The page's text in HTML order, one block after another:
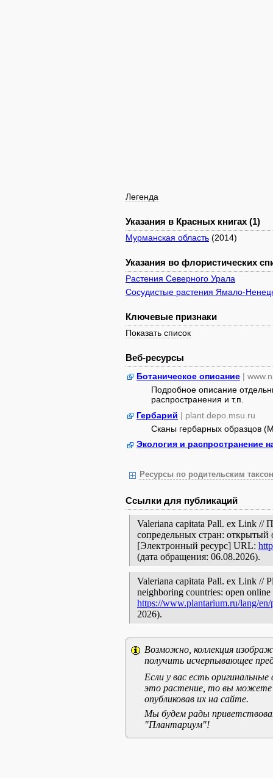
Легенда
Указания в Красных книгах (1)
Мурманская область (2014)
Указания во флористических
Растения Северного Урала
Сосудистые растения Ямало-
Ключевые признаки
Показать список
Веб-ресурсы
Ботаническое описание |
Подробное описание
распространения и т.п.
Гербарий | plant.depo.msu.ru
Сканы гербарных образцов
Экология и распространение
Ресурсы по родительским
Ссылки для публикаций
Valeriana capitata Pall. ex Link //
сопредельных стран: открытый
[Электронный ресурс] URL:
(дата обращения: 06.08.2026).
Valeriana capitata Pall. ex Link //
neighboring countries: open
https://www.plantarium.ru/lang/
2026).
Возможно, коллекция
получить исчерпывающее
Если у вас есть
это растение, то вы можете
опубликовав их на сайте.
Мы будем рады
"Плантариум"!